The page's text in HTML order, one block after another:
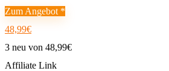
Zum Angebot *
48,99€
3 neu von 48,99€
Affiliate Link